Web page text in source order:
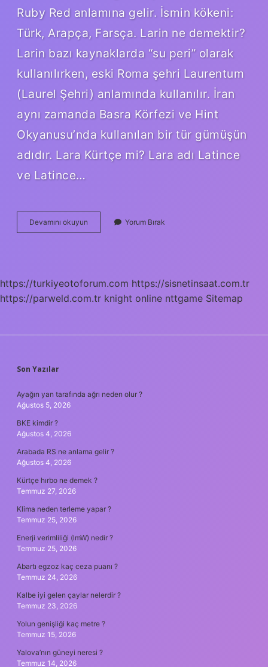
Ruby Red anlamına gelir. İsmin kökeni:
Türk, Arapça, Farsça. Larin ne demektir?
Larin bazı kaynaklarda “su peri” olarak
kullanılırken, eski Roma şehri Laurentum
(Laurel Şehri) anlamında kullanılır. İran
aynı zamanda Basra Körfezi ve Hint
Okyanusu’nda kullanılan bir tür gümüşün
adıdır. Lara Kürtçe mi? Lara adı Latince
ve Latince…
Devamını okuyun
Ismi
Yorum Bırak
https://turkiyeotoforum.com https://sisnetinsaat.com.tr
https://parweld.com.tr knight online nttgame Sitemap
SIDEBAR
Son Yazılar
Ayağın yan tarafında ağrı neden olur ?
Ağustos 5, 2026
BKE kimdir ?
Ağustos 4, 2026
Arabada RS ne anlama gelir ?
Ağustos 4, 2026
Kürtçe hırbo ne demek ?
Temmuz 27, 2026
Klima neden terleme yapar ?
Temmuz 25, 2026
Enerji verimliliği (lmW) nedir ?
Temmuz 25, 2026
Abartı egzoz kaç ceza puanı ?
Temmuz 24, 2026
Kalbe iyi gelen çaylar nelerdir ?
Temmuz 23, 2026
Yolun genişliği kaç metre ?
Temmuz 15, 2026
Yalova’nın güneyi neresi ?
Temmuz 14, 2026